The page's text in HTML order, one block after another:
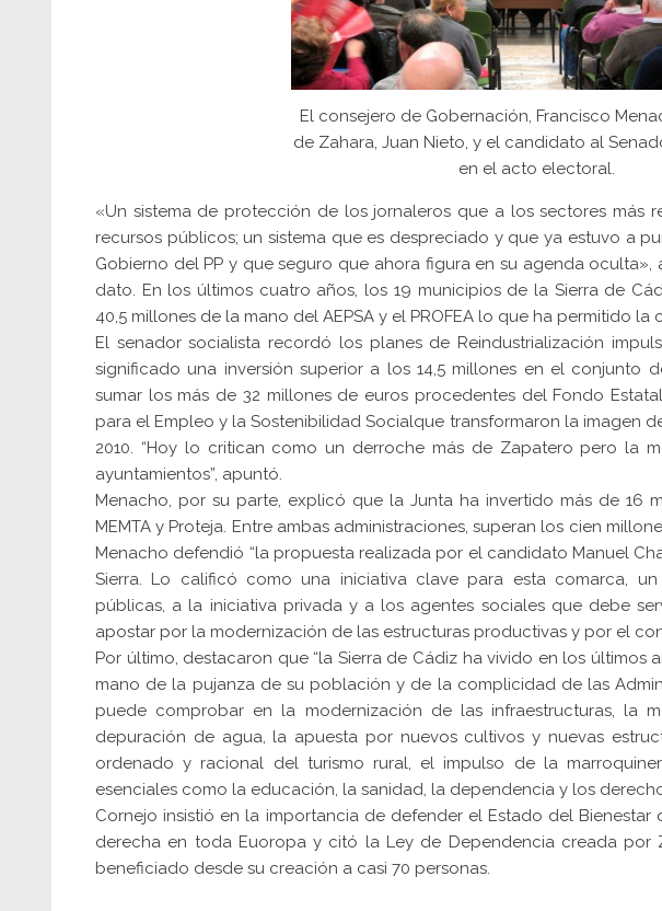
El consejero de Gobernación, Francisco
de Zahara, Juan Nieto, y el candidato al
en el acto electoral.
«Un sistema de protección de los jornaleros que a los sectores más
recursos públicos; un sistema que es despreciado y que ya estuvo a
Gobierno del PP y que seguro que ahora figura en su agenda
dato. En los últimos cuatro años, los 19 municipios de la Sierra de
40,5 millones de la mano del AEPSA y el PROFEA lo que ha permitido la
El senador socialista recordó los planes de Reindustrialización
significado una inversión superior a los 14,5 millones en el conjunto
sumar los más de 32 millones de euros procedentes del Fondo
para el Empleo y la Sostenibilidad Socialque transformaron la imagen
2010. “Hoy lo critican como un derroche más de Zapatero pero la
ayuntamientos”, apuntó.
Menacho, por su parte, explicó que la Junta ha invertido más de 16
MEMTA y Proteja. Entre ambas administraciones, superan los cien
Menacho defendió “la propuesta realizada por el candidato Manuel
Sierra. Lo calificó como una iniciativa clave para esta comarca,
públicas, a la iniciativa privada y a los agentes sociales que debe
apostar por la modernización de las estructuras productivas y por el
Por último, destacaron que “la Sierra de Cádiz ha vivido en los últimos
mano de la pujanza de su población y de la complicidad de las
puede comprobar en la modernización de las infraestructuras, la
depuración de agua, la apuesta por nuevos cultivos y nuevas
ordenado y racional del turismo rural, el impulso de la
esenciales como la educación, la sanidad, la dependencia y los
Cornejo insistió en la importancia de defender el Estado del
derecha en toda Euoropa y citó la Ley de Dependencia creada
beneficiado desde su creación a casi 70 personas.